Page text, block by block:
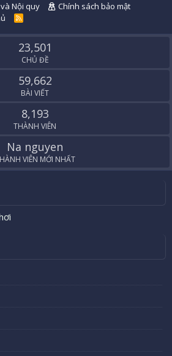
Nội quy
Chính sách bảo mật
R
S
23,501
CHỦ ĐỀ
59,662
BÀI VIẾT
8,193
THÀNH VIÊN
Na nguyen
VIÊN MỚI NHẤT